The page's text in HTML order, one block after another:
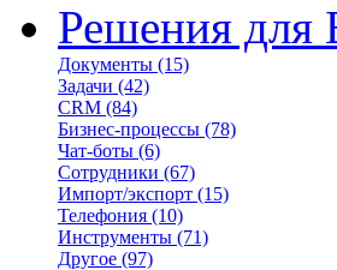
Решения для
Документы (15)
Задачи (42)
CRM (84)
Бизнес-процессы (78)
Чат-боты (6)
Сотрудники (67)
Импорт/экспорт (15)
Телефония (10)
Инструменты (71)
Другое (97)